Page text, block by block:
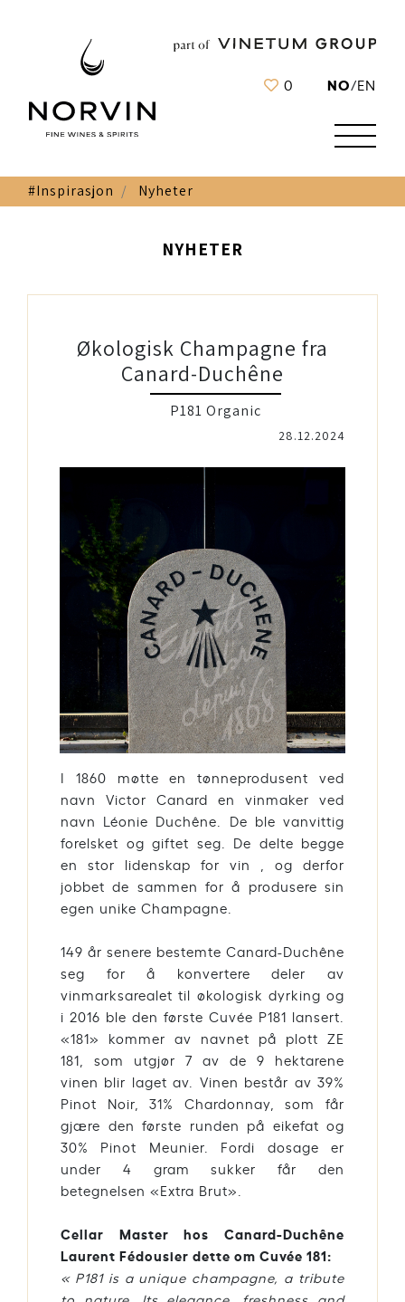
0 NO/EN
#Inspirasjon Nyheter
NYHETER
Økologisk Champagne fra
Canard-Duchêne
P181 Organic
28.12.2024
I 1860 møtte en tønneprodusent ved
navn Victor Canard en vinmaker ved
navn Léonie Duchêne. De ble vanvittig
forelsket og giftet seg. De delte begge
en stor lidenskap for vin , og derfor
jobbet de sammen for å produsere sin
egen unike Champagne.
149 år senere bestemte Canard-Duchêne
seg for å konvertere deler av
vinmarksarealet til økologisk dyrking og
i 2016 ble den første Cuvée P181 lansert.
«181» kommer av navnet på plott ZE
181, som utgjør 7 av de 9 hektarene
vinen blir laget av. Vinen består av 39%
Pinot Noir, 31% Chardonnay, som får
gjære den første runden på eikefat og
30% Pinot Meunier. Fordi dosage er
under 4 gram sukker får den
betegnelsen «Extra Brut».
Cellar Master hos Canard-Duchêne
Laurent Fédousier dette om Cuvée 181:
« P181 is a unique champagne, a tribute